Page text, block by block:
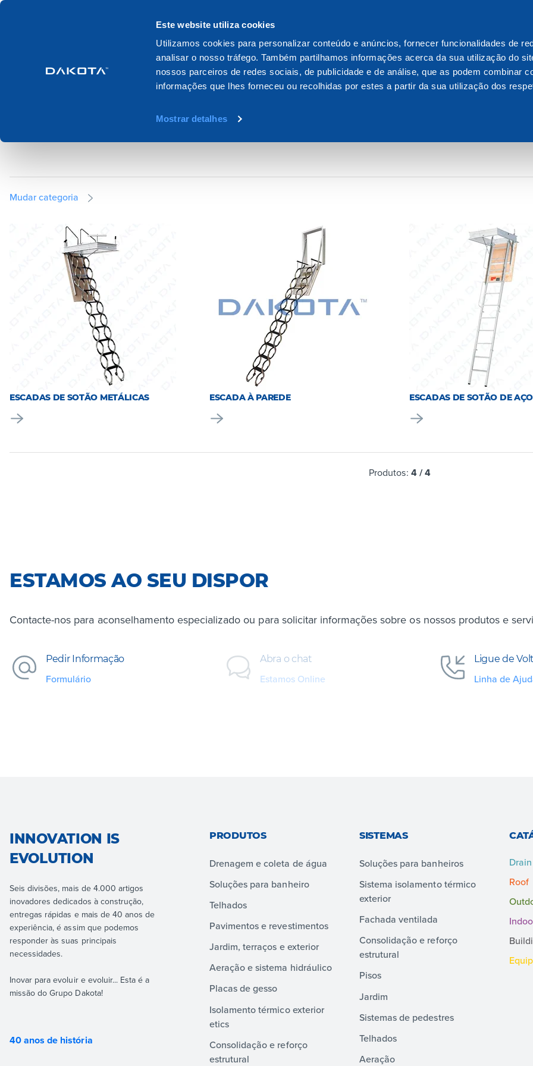
Este website utiliza cookies
Utilizamos cookies para personalizar conteúdo e anúncios, fornecer funcionalidades de
analisar o nosso tráfego. Também partilhamos informações acerca da sua utilização do
nossos parceiros de redes sociais, de publicidade e de análise, que as podem combinar
informações que lhes forneceu ou recolhidas por estes a partir da sua utilização dos
Mostrar detalhes
Produtos Telhados
ESTADOS ATÍCNICOS
Mudar categoria
ESCADAS DE SOTÃO METÁLICAS ESCADA À PAREDE ESCADAS DE SOTÃO DE
Produtos: 4/4
ESTAMOS AO SEU DISPOR
Contacte-nos para aconselhamento especializado ou para solicitar informações sobre os nossos produtos e
Pedir Informação
Formulário
Abra o chat
Estamos Online
Ligue de
Linha de
INNOVATION IS
EVOLUTION
Seis divisões, mais de 4.000 artigos
inovadores dedicados à construção,
entregas rápidas e mais de 40 anos de
experiência, é assim que podemos
responder às suas principais
necessidades.
Inovar para evoluir e evoluir... Esta é a
missão do Grupo Dakota!
40 anos de história
PRODUTOS
Drenagem e coleta de água
Soluções para banheiro
Telhados
Pavimentos e revestimentos
Jardim, terraços e exterior
Aeração e sistema hidráulico
Placas de gesso
Isolamento térmico exterior
etics
Consolidação e reforço
estrutural
SISTEMAS
Soluções para banheiros
Sistema isolamento térmico
exterior
Fachada ventilada
Consolidação e reforço
estrutural
Pisos
Jardim
Sistemas de pedestres
Telhados
Aeração
Drain
Roof